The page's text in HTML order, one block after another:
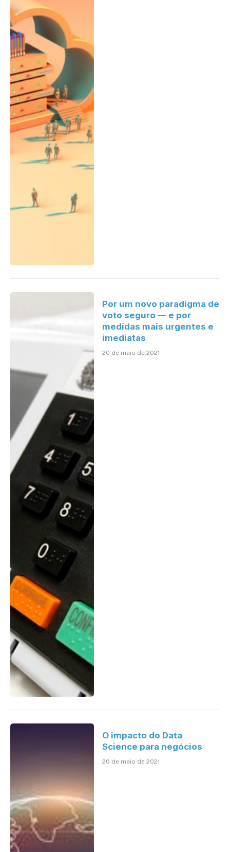
Por um novo paradigma de
voto seguro — e por
medidas mais urgentes e
imediatas
20 de maio de 2021
O impacto do Data
Science para negócios
20 de maio de 2021